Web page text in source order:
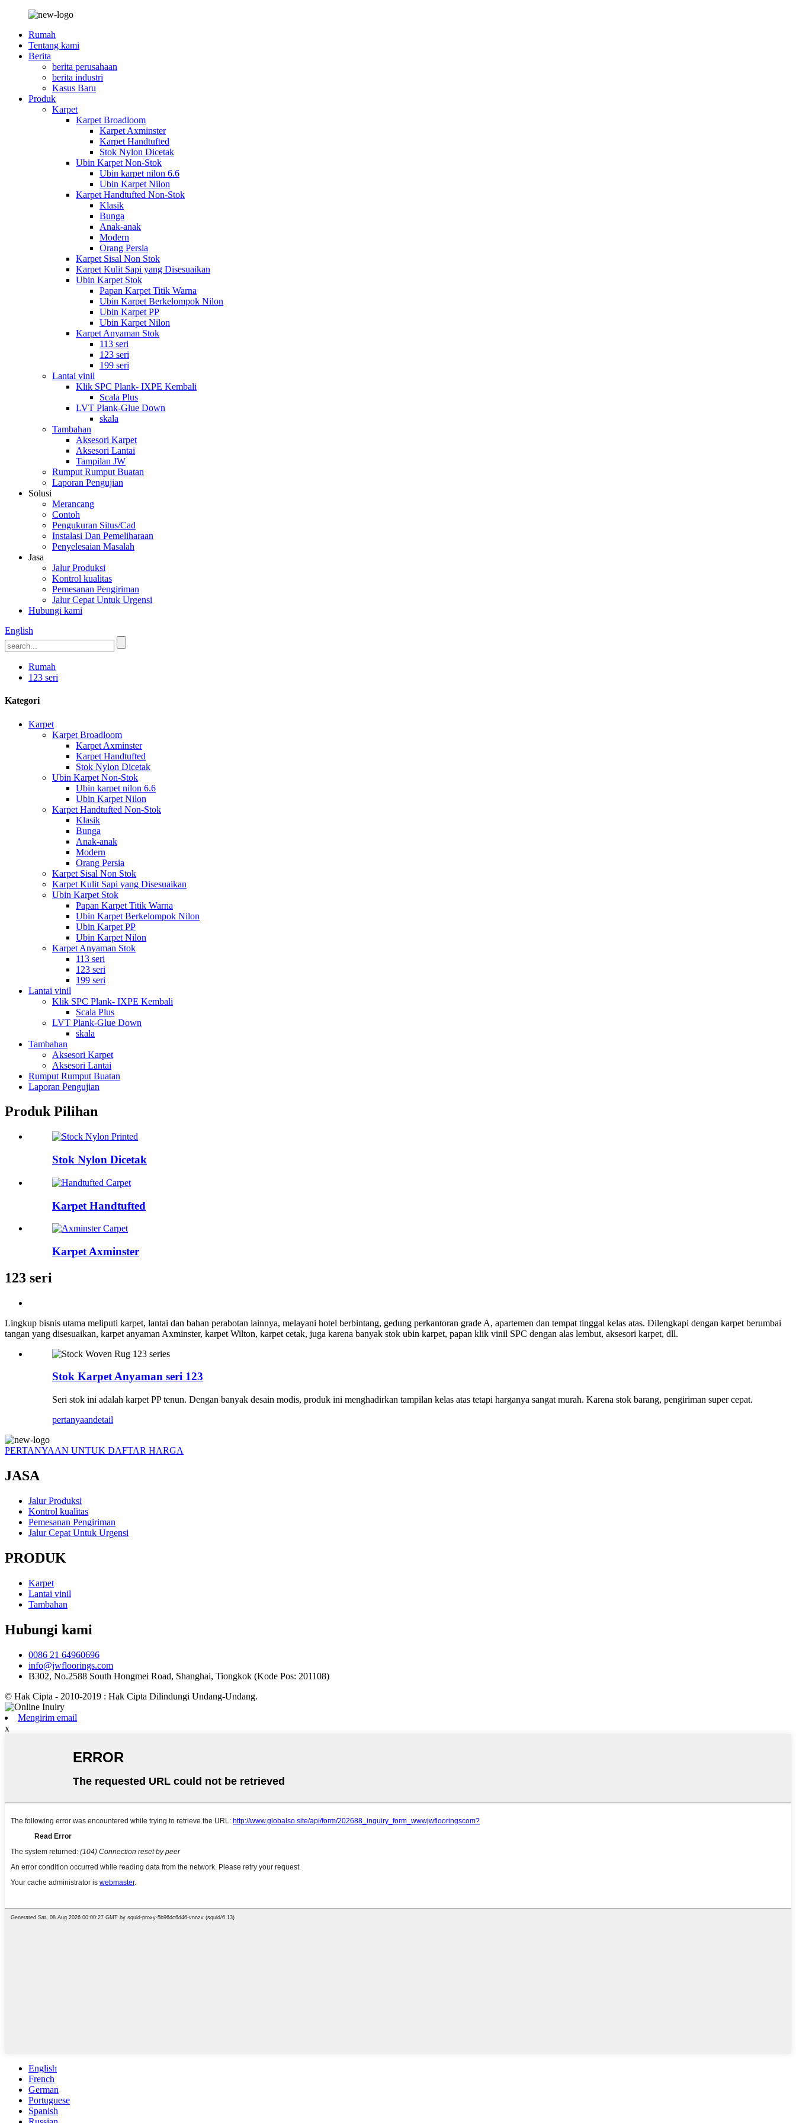
Rumah
Tentang kami
Berita
berita perusahaan
berita industri
Kasus Baru
Produk
Karpet
Karpet Broadloom
Karpet Axminster
Karpet Handtufted
Stok Nylon Dicetak
Ubin Karpet Non-Stok
Ubin karpet nilon 6.6
Ubin Karpet Nilon
Karpet Handtufted Non-Stok
Klasik
Bunga
Anak-anak
Modern
Orang Persia
Karpet Sisal Non Stok
Karpet Kulit Sapi yang Disesuaikan
Ubin Karpet Stok
Papan Karpet Titik Warna
Ubin Karpet Berkelompok Nilon
Ubin Karpet PP
Ubin Karpet Nilon
Karpet Anyaman Stok
113 seri
123 seri
199 seri
Lantai vinil
Klik SPC Plank- IXPE Kembali
Scala Plus
LVT Plank-Glue Down
skala
Tambahan
Aksesori Karpet
Aksesori Lantai
Tampilan JW
Rumput Rumput Buatan
Laporan Pengujian
Solusi
Merancang
Contoh
Pengukuran Situs/Cad
Instalasi Dan Pemeliharaan
Penyelesaian Masalah
Jasa
Jalur Produksi
Kontrol kualitas
Pemesanan Pengiriman
Jalur Cepat Untuk Urgensi
Hubungi kami
English
Rumah
123 seri
Kategori
Karpet
Karpet Broadloom
Karpet Axminster
Karpet Handtufted
Stok Nylon Dicetak
Ubin Karpet Non-Stok
Ubin karpet nilon 6.6
Ubin Karpet Nilon
Karpet Handtufted Non-Stok
Klasik
Bunga
Anak-anak
Modern
Orang Persia
Karpet Sisal Non Stok
Karpet Kulit Sapi yang Disesuaikan
Ubin Karpet Stok
Papan Karpet Titik Warna
Ubin Karpet Berkelompok Nilon
Ubin Karpet PP
Ubin Karpet Nilon
Karpet Anyaman Stok
113 seri
123 seri
199 seri
Lantai vinil
Klik SPC Plank- IXPE Kembali
Scala Plus
LVT Plank-Glue Down
skala
Tambahan
Aksesori Karpet
Aksesori Lantai
Rumput Rumput Buatan
Laporan Pengujian
Produk Pilihan
Stok Nylon Dicetak
Karpet Handtufted
Karpet Axminster
123 seri
Lingkup bisnis utama meliputi karpet, lantai dan bahan perabotan lainnya, melayani hotel berbintang, gedung perkantoran grade A, apartemen dan tempat tinggal kelas atas. Dilengkapi dengan karpet berumbai
tangan yang disesuaikan, karpet anyaman Axminster, karpet Wilton, karpet cetak, juga karena banyak stok ubin karpet, papan klik vinil SPC dengan alas lembut, aksesori karpet, dll.
Stok Karpet Anyaman seri 123
Seri stok ini adalah karpet PP tenun. Dengan banyak desain modis, produk ini menghadirkan tampilan kelas atas tetapi harganya sangat murah. Karena stok barang, pengiriman super cepat.
pertanyaandetail
PERTANYAAN UNTUK DAFTAR HARGA
JASA
Jalur Produksi
Kontrol kualitas
Pemesanan Pengiriman
Jalur Cepat Untuk Urgensi
PRODUK
Karpet
Lantai vinil
Tambahan
Hubungi kami
0086 21 64960696
info@jwfloorings.com
B302, No.2588 South Hongmei Road, Shanghai, Tiongkok (Kode Pos: 201108)
© Hak Cipta - 2010-2019 : Hak Cipta Dilindungi Undang-Undang.
Mengirim email
x
English
French
German
Portuguese
Spanish